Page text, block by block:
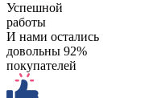
Успешной
работы
И нами остались
довольны 92%
покупателей